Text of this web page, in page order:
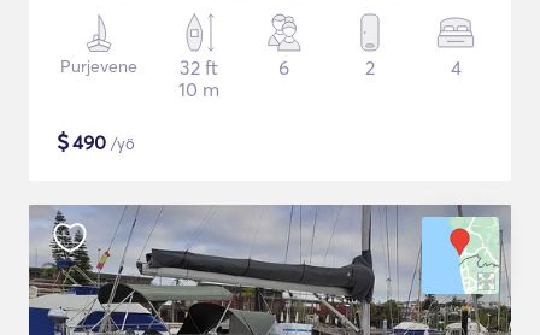
Purjevene
32 ft
10 m
6 2 4
$490 /yö